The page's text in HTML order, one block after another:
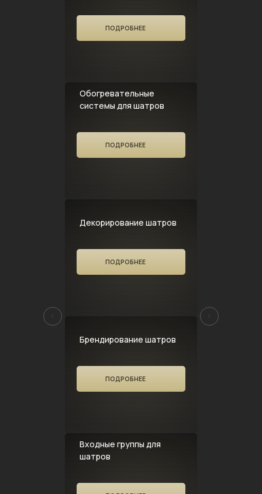
ПОДРОБНЕЕ
Обогревательные
системы для шатров
ПОДРОБНЕЕ
Декорирование шатров
ПОДРОБНЕЕ
Брендирование шатров
ПОДРОБНЕЕ
Входные группы для
шатров